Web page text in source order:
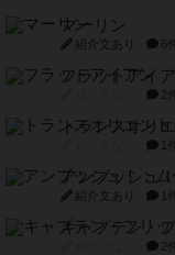
マーリン
紹介文あり 6
フラットアイ
2
トランスオリ
1
アンブッシュ
紹介文あり 1
キャプテン・
2